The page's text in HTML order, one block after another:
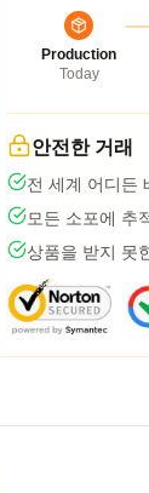
Production
Today
안전한 거래
전 세계 어디든
모든 소포에 추
상품을 받지 못